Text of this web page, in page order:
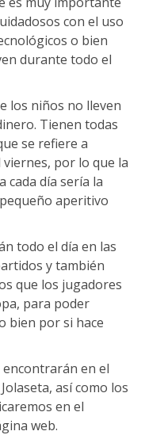
con el uso
o bien
durante todo el
los niños no lleven
Tienen todas
se refiere a
por lo que la
cada día sería la
aperitivo
todo el día en las
y también
que los jugadores
para poder
bien por si hace
encontrarán en el
así como los
en el
web.